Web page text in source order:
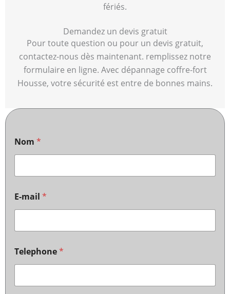
fériés.
Demandez un devis gratuit
Pour toute question ou pour un devis gratuit,
contactez-nous dès maintenant. remplissez notre
formulaire en ligne. Avec dépannage coffre-fort
Housse, votre sécurité est entre de bonnes mains.
Nom *
E-mail *
Telephone*